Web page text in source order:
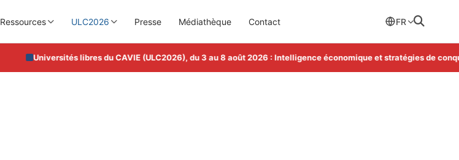
Universités libres du CAVIE (ULC2026), du 3 au 8 août 2026 : Intelligence économique et stratégies de conquête
Ressources ULC2026 Presse Médiathèque Contact FR